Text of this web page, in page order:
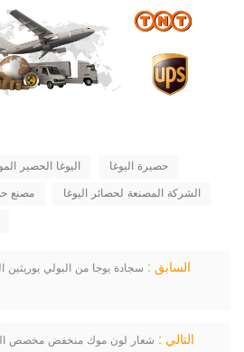
اليوغا الحصير
حصيرة اليوغا
مصنع
الشركة المصنعة لحصائر اليوغا
السابق : سجادة يوجا من البولي
التالي :